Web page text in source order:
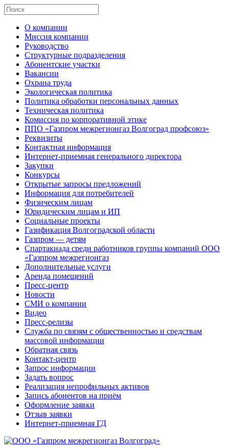
О компании
Миссия компании
Руководство
Структурные подразделения
Абонентские участки
Вакансии
Охрана труда
Экологическая политика
Политика обработки персональных данных
Техническая политика
Комиссия по корпоративной этике
ППО «Газпром межрегионгаз Волгоград профсоюз»
Реквизиты
Контактная информация
Интернет-приемная генерального директора
Закупки
Конкурсы
Открытые запросы предложений
Информация для потребителей
Физическим лицам
Юридическим лицам и ИП
Социальные проекты
Газификация Волгоградской области
Газпром — детям
Спартакиада среди работников группы компаний ООО
«Газпром межрегионгаз
Дополнительные услуги
Аренда помещений
Пресс-центр
Новости
СМИ о компании
Видео
Пресс-релизы
Служба по связям с общественностью и средствам
массовой информации
Обратная связь
Контакт-центр
Запрос информации
Задать вопрос
Реализация непрофильных активов
Запись абонентов на приём
Оформление заявки
Отзыв заявки
Интернет-приемная ГД